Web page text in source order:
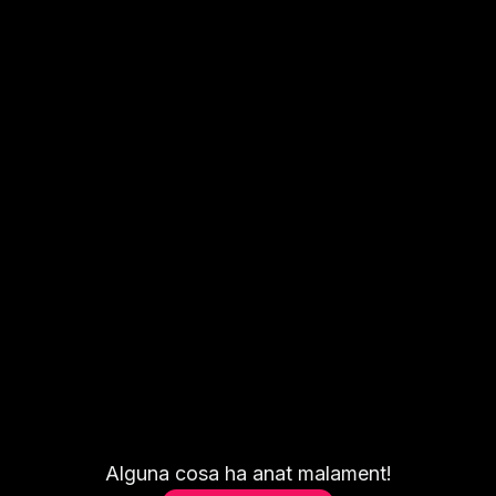
Alguna cosa ha anat malament!